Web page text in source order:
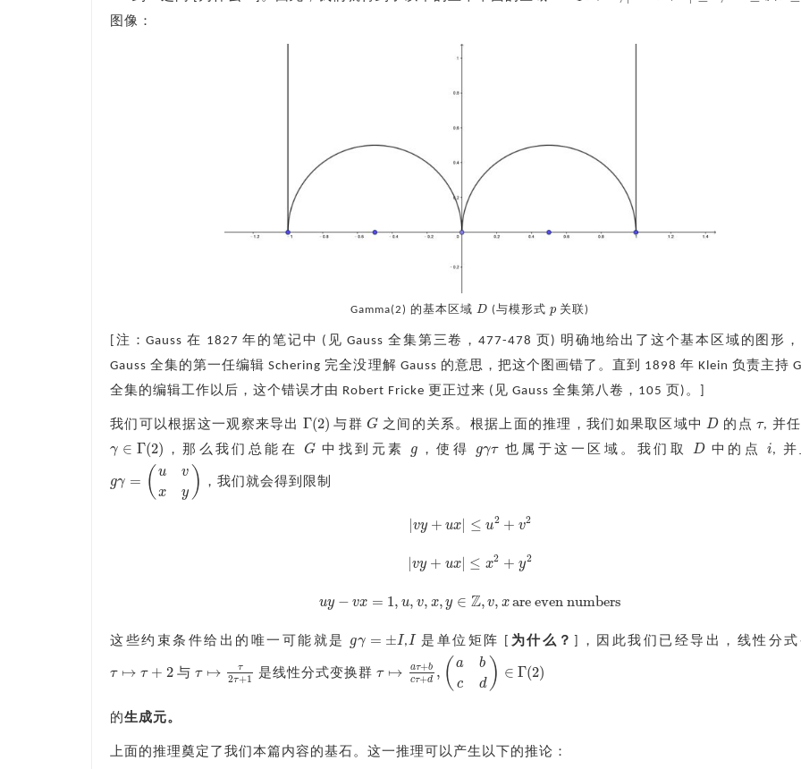
图像：
Gamma(2) 的基本区域D
D (与模形式 p
p 关联)
[注：Gauss 在 1827 年的笔记中 (见 Gauss 全集第三卷，477-478 页) 明确地给出了这个基本区域的图形，
Gauss 全集的第一任编辑 Schering 完全没理解 Gauss 的意思，把这个图画错了。直到 1898 年 Klein 负责主持
全集的编辑工作以后，这个错误才由 Robert Fricke 更正过来 (见 Gauss 全集第八卷，105 页)。]
我们可以根据这一观察来导出 Γ(2)
Γ( 2) 与群G
G 之间的关系。根据上面的推理，我们如果取区域中D
D 的点τ
τ, 并
γ ∈ Γ(2)
γ∈Γ (2 ) ，那么我们总能在 G
G 中找到元素 g
g ，使得 gγτ
gγτ 也属于这一区域。我们取 D
D 中的点 i
i , 并
gγ = ( u
x
v
y )
gγ= (u x ，我们就会得到限制
|vy + ux| ≤ u2 + v2
|vy+ux |≤u2+ v2
|vy + ux| ≤ x2 + y2
|vy+ux |≤x 2+ y2
uy − vx = 1 , u, v, x, y ∈ Z, v, xare even numbers
u y−v x= 1,u,v, x,y∈ Z, v,xare even numbers
这些约束条件给出的唯一可能就是 gγ = ±I
gγ= ±I ,I
I 是单位矩阵 [ 为什么？ ]，因此我们已经导出，线性分式
τ ↦ τ + 2
τ ↦τ+ 2 与 τ ↦ τ
2τ+1
τ ↦τ2 τ+1 是线性分式变换群τ ↦ aτ+b
cτ+d
, ( a
c
b
d ) ∈ Γ(2)
τ ↦aτ +bcτ+ d ,( ∈ Γ 2)
的 生成元。
上面的推理奠定了我们本篇内容的基石。这一推理可以产生以下的推论：